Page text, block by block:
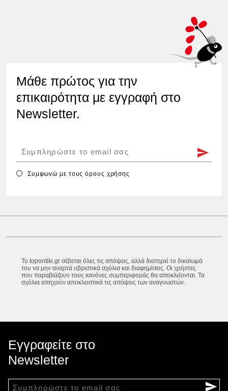
Μάθε πρώτος για την
επικαιρότητα με εγγραφή στο
Newsletter.
Συμφωνώ με τουςόρους χρήσης
Το topontiki.gr σέβεται όλες τις απόψεις, αλλά διατηρεί το δικαίωμά
του να μην αναρτά υβριστικά σχόλια και διαφημίσεις. Οι χρήστες
που παραβιάζουν τους κανόνες συμπεριφοράς θα αποκλείονται. Τα
σχόλια απηχούν αποκλειστικά τις απόψεις των αναγνωστών.
Εγγραφείτε στο
Newsletter